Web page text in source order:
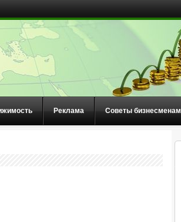
Реклама Советы бизнесменам